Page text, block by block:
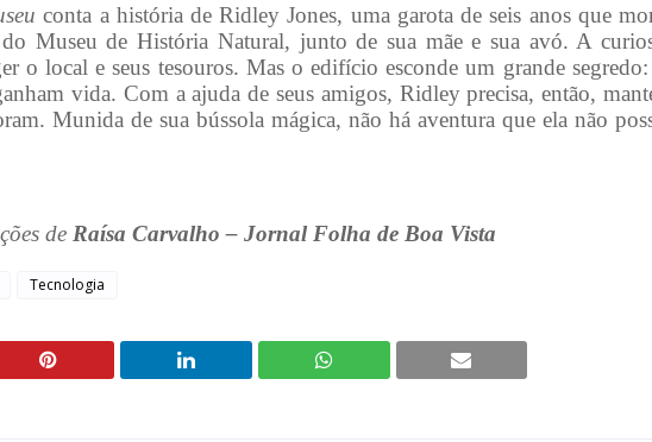
conta a história de Ridley Jones, uma garota de seis anos que
Museu de História Natural, junto de sua mãe e sua avó. A
o local e seus tesouros. Mas o edifício esconde um grande
vida. Com a ajuda de seus amigos, Ridley precisa, então,
Munida de sua bússola mágica, não há aventura que ela não
de Raísa Carvalho – Jornal Folha de Boa Vista
Tecnologia